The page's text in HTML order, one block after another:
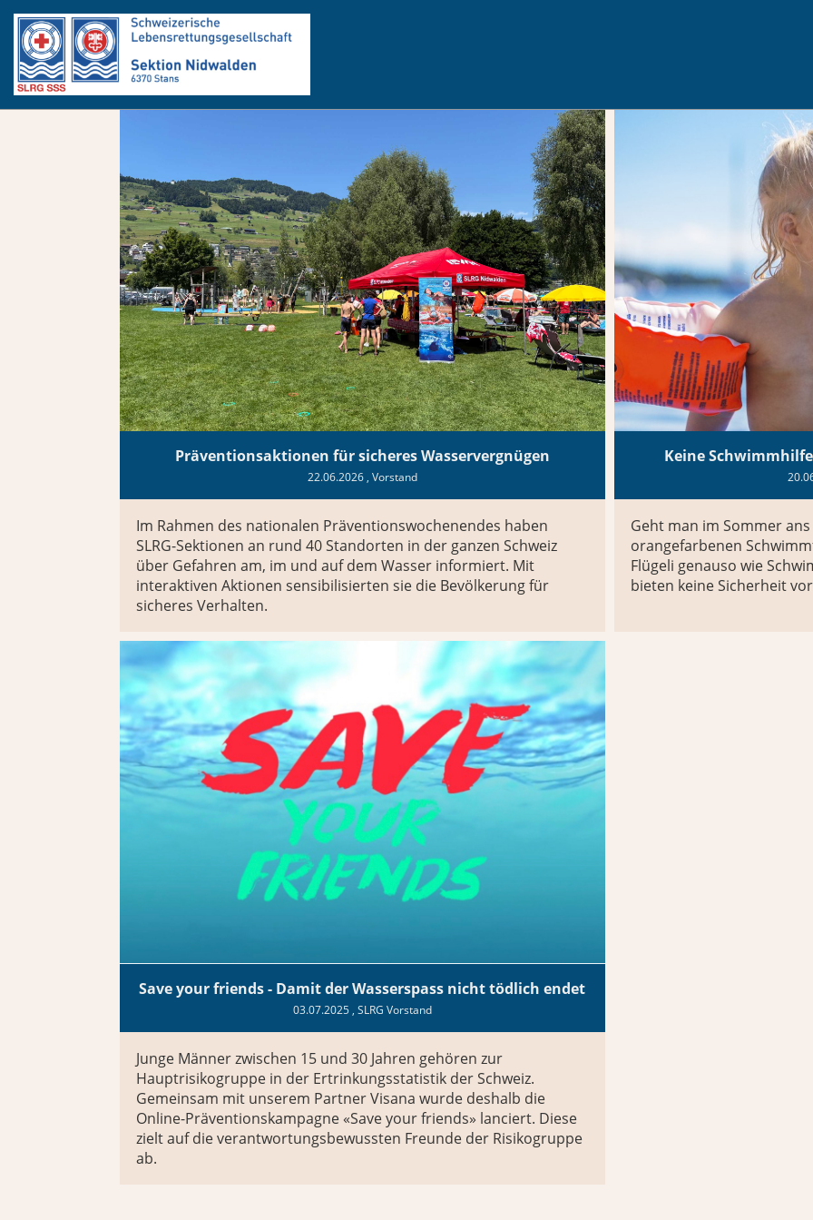
Zurück
Präventionsaktionen für sicheres Wasservergnügen
22.06.2026, Vorstand
Im Rahmen des nationalen Präventionswochenendes haben
SLRG-Sektionen an rund 40 Standorten in der ganzen Schweiz
über Gefahren am, im und auf dem Wasser informiert. Mit
interaktiven Aktionen sensibilisierten sie die Bevölkerung für
sicheres Verhalten.
Keine
Geht man im Sommer
orangefarbenen
Flügeli genauso wie
bieten keine Sicherheit
Save your friends - Damit der Wasserspass nicht tödlich endet
03.07.2025, SLRG Vorstand
Junge Männer zwischen 15 und 30 Jahren gehören zur
Hauptrisikogruppe in der Ertrinkungsstatistik der Schweiz.
Gemeinsam mit unserem Partner Visana wurde deshalb die
Online-Präventionskampagne «Save your friends» lanciert. Diese
zielt auf die verantwortungsbewussten Freunde der Risikogruppe
ab.